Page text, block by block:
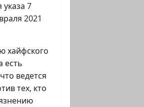
указа 7
2021
хайфского
есть
ведется
тех, кто